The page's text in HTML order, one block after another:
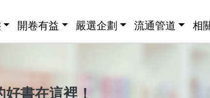
開卷有益 嚴選企劃 流通管道 相
書在這裡！